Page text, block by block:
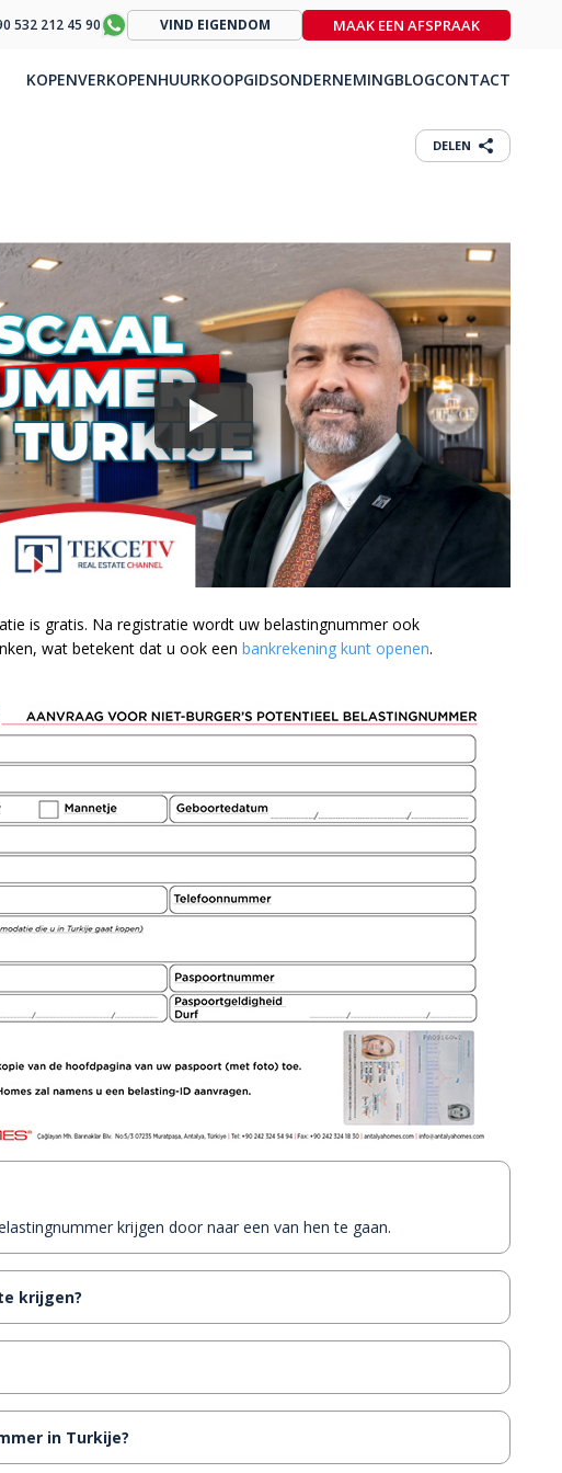
DELEN
is gratis. Na registratie wordt uw belastingnummer ook
wat betekent dat u ook een bankrekening kunt openen.
krijgen door naar een van hen te gaan.
krijgen?
in Turkije?
532 212 45 90 VIND EIGENDOM MAAK EEN AFSPRAAK
KOPENVERKOPENHUURKOOPGIDSONDERNEMINGBLOGCONTACT